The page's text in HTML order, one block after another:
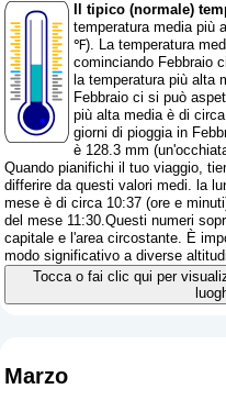
Il tipico (normale)
temperatura media più
℉). La temperatura
cominciando Febbraio
la temperatura più
Febbraio ci si può
più alta media è di
giorni di pioggia in
è 128.3 mm (
Quando pianifichi il tuo viaggio,
differire da questi valori medi. la
mese è di circa 10:37 (ore e
del mese 11:30.Questi numeri
capitale e l'area circostante. È
modo significativo a diverse
Tocca o fai clic qui per
Marzo